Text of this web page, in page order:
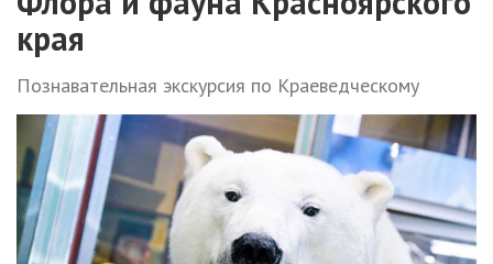
края
Познавательная экскурсия по Краеведческому